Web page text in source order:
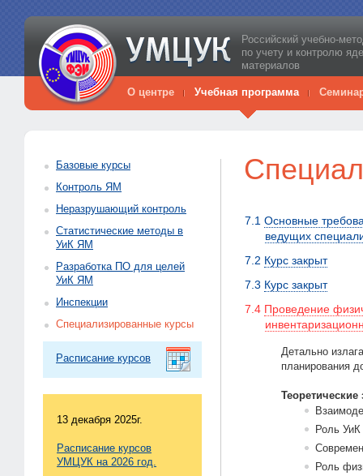
Российский учебно-
по учету и контролю
материалов
О центре Учебная программа
7.1 Основные
ведущих
7.2 Курс закрыт
7.3 Курс закрыт
7.4 Проведение
Детально
планирования
Теоретические
Роль УиК
Роль
Базовые курсы
Контроль ЯМ
Неразрушающий контроль
Статистические методы в
УиК ЯМ
Разработка ПО для целей
УиК ЯМ
Инспекции
Специализированные курсы
Расписание курсов
13 декабря 2025г.
Расписание курсов
УМЦУК на 2026 год.